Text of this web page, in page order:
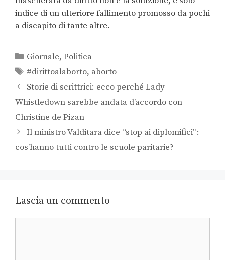
indice di un ulteriore fallimento promosso da pochi
a discapito di tante altre.
Giornale,Politica
#dirittoalaborto, aborto
Storie di scrittrici: ecco perché Lady
Whistledown sarebbe andata d’accordo con
Christine de Pizan
Il ministro Valditara dice “stop ai diplomifici”:
cos’hanno tutti contro le scuole paritarie?
Lascia un commento